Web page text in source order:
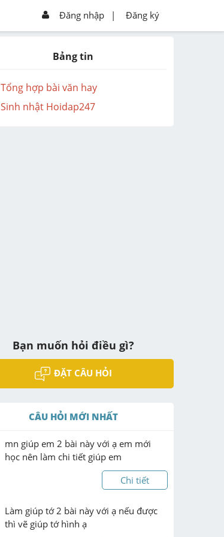
Đăng nhập | Đăng ký
Bảng tin
Tổng hợp bài văn hay
Sinh nhật Hoidap247
Bạn muốn hỏi điều gì?
ĐẶT CÂU HỎI
CÂU HỎI MỚI NHẤT
mn giúp em 2 bài này với ạ em mới
học nên làm chi tiết giúp em
Chi tiết
Làm giúp tớ 2 bài này với ạ nếu được
thì vẽ giúp tớ hình ạ